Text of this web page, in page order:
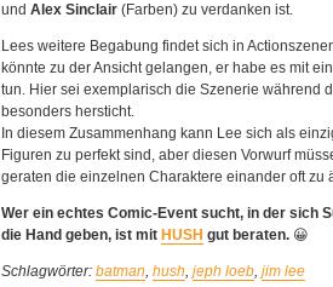
und Alex Sinclair (Farben) zu verdanken ist.
Lees weitere Begabung findet sich in
könnte zu der Ansicht gelangen, er habe es mit
tun. Hier sei exemplarisch die Szenerie während
besonders hersticht.
In diesem Zusammenhang kann Lee sich als
Figuren zu perfekt sind, aber diesen Vorwurf
geraten die einzelnen Charaktere einander oft zu
Wer ein echtes Comic-Event sucht, in der sich
die Hand geben, ist mit HUSH gut beraten. 😀
Schlagwörter: batman, hush, jeph loeb, jim lee